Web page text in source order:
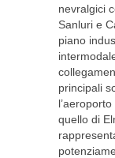
nevralgici
Sanluri e
piano
principali
quello di